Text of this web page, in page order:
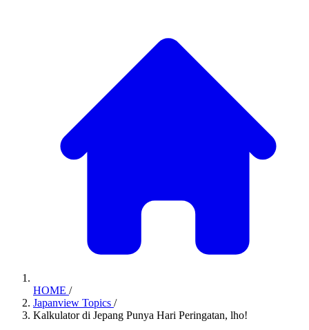
HOME /
Japanview Topics /
Kalkulator di Jepang Punya Hari Peringatan, lho!